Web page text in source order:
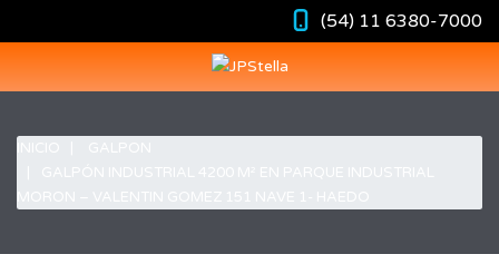
(54) 11 6380-7000